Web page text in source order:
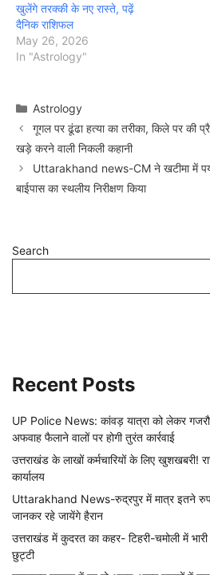
खुलेंगे तरक्की के नए रास्ते, पढ़ें
दैनिक राशिफल
May 26, 2026
In "Astrology"
Categories
Astrology
गूगल पर ढूंढा हत्या का तरीका, किले पर की
खड़े करने वाली निकली कहानी
Uttarakhand news-CM ने खटीमा में
बाईपास का स्थलीय निरीक्षण किया
Search
Recent Posts
UP Police News: कांवड़ यात्रा को लेकर
अफवाह फैलाने वालों पर होगी तुरंत कार्रवाई
उत्तराखंड के लाखों कर्मचारियों के लिए खुशखबरी!
कार्यालय
Uttarakhand News-रुद्रपुर में मात्र इतने
जानकर रहे जायेंगे हैरान
उत्तराखंड में कुदरत का कहर- टिहरी-चमोली में
छुट्टी